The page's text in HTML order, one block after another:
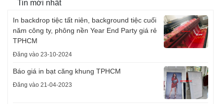
Tin mới nhất
In backdrop tiệc tất niên, background tiệc cuối
năm công ty, phông nền Year End Party giá rẻ
TPHCM
Đăng vào 23-10-2024
Báo giá in bạt căng khung TPHCM
Đăng vào 21-04-2023